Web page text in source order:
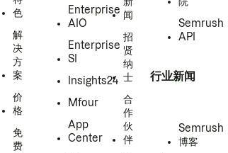
色
解
决
方
案
价
格
免
费
Enterprise
AIO
Enterprise
SI
Insights24
Mfour
App
Center
闻
招
贤
纳
士
合
作
伙
伴
Semrush
API
行业新闻
Semrush
博客